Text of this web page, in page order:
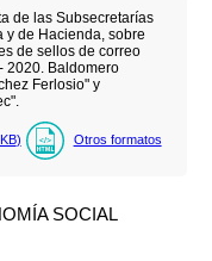
de las Subsecretarías
y de Hacienda, sobre
de sellos de correo
2020. Baldomero
Ferlosio" y
KB) Otros formatos
SOCIAL